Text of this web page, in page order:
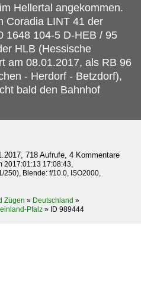
Hellertal angekommen.
Coradia LINT 41 der
1648 104-5 D-HEB / 95
HLB (Hessische
am 08.01.2017, als RB 96
- Herdorf - Betzdorf),
bald den Bahnhof
718 Aufrufe, 4 Kommentare
2017:01:13 17:08:43,
250), Blende: f/10.0, ISO2000,
Zügen » Deutschland »
Pfalz » ID 989444